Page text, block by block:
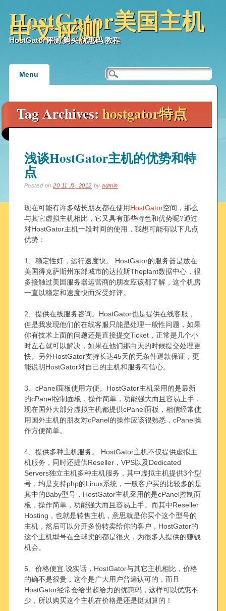
HostGator美国主机
中文评测
HostGator评测,购买,优惠码,教程
Main menu
Menu
Tag Archives: hostgator特点
浅谈HostGator主机的优势和特
点
Posted on20 11 月, 2012 byadmin
现在可能有许多站长朋友都在使用HostGator空间，那么
与其它虚拟主机相比，它又具有那些特色和优势呢?通过
对HostGator主机一段时间的使用，我想可能有以下几点
优势：
1、稳定性好，运行速度快。 HostGator的服务器是放在
美国得克萨斯州东部城市的达拉斯Theplant数据中心，很
多接触过美国服务器运营商的朋友应该都了解，这个机房
一直以稳定和速度快而深受好评。
2、提供在线服务咨询。HostGator也是提供在线客服，
但是我发现他们的在线客服只能是处理一般性问题，如果
你有技术上面的问题还是直接提交Ticket，正常是几个小
时左右就可以解决，如果在他们那白天的时候提交处理更
快。另外HostGator支持长达45天的无条件退款保证，更
能说明HostGator对自己的主机和服务有信心。
3、cPanel面板使用方便。HostGator主机采用的是最新
的cPanel控制面板，操作简单，功能强大而且容易上手，
现在国外大部分虚拟主机都提供cPanel面板，相信经常使
用国外主机的朋友对cPanel的操作应该很熟悉，cPanel操
作方便简单。
4、提供多种主机服务。 HostGator主机不仅提供虚拟主
机服务，同时还提供Reseller，VPS以及Dedicated
Servers独立主机多种主机服务，其中虚拟主机提供3个型
号，均是支持php的Linux系统，一般客户买的比较多的是
其中的Baby型号，HostGator主机采用的是cPanel控制面
板，操作简单，功能强大而且容易上手。而其中Reseller
Hosting，也就是转售主机，意思就是你买个这个型号的
主机，然后可以分开多份转卖给你的客户，HostGator的
这个主机型号在全球卖的都是很火，为很多人提供的赚钱
机会。
5、价格便宜.说实话，HostGator与其它主机相比，价格
的确不是很贵，这个是广大用户普遍认可的，而且
HostGator经常会给出超给力的优惠码，这样可以优惠不
少，所以购买这个主机在价格是还是挺划算的！